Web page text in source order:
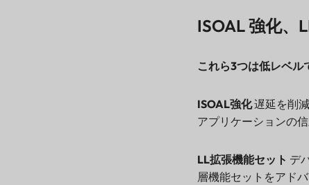
ISOAL 強化、
これら3つは低レベル
ISOAL強化遅延を削
アプリケーションの
LL拡張機能セット デ
層機能セットをアド